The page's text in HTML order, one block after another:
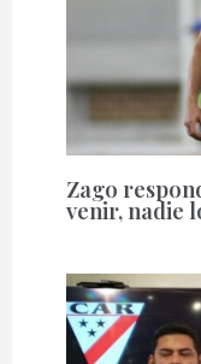
Zago
venir, nadie